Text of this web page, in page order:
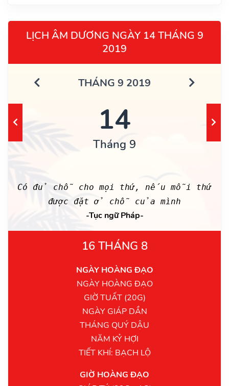
LỊCH ÂM DƯƠNG NGÀY 14 THÁNG 9
2019
THÁNG 9 2019
14
Tháng 9
Có đủ chỗ cho mọi thứ, nếu mỗi thứ
được đặt ở chỗ của mình
-Tục ngữ Pháp-
16 THÁNG 8
NGÀY HOÀNG ĐẠO
NGÀY HOÀNG ĐẠO
GIỜ TUẤT (20G)
NGÀY GIÁP DẦN
THÁNG QUÝ DẬU
NĂM KỶ HỢI
TIẾT KHÍ: BẠCH LỘ
GIỜ HOÀNG ĐẠO